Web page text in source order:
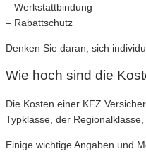
– Werkstattbindung
– Rabattschutz
Denken Sie daran, sich
Wie hoch sind die
Die Kosten einer KFZ
Typklasse, der
Einige wichtige Angaben und